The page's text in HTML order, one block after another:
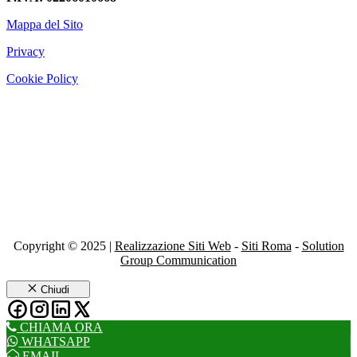
Mappa del Sito
Privacy
Cookie Policy
Copyright © 2025 | Realizzazione Siti Web- Siti Roma - Solution
Group Communication
Chiudi
CHIAMA ORA
WHATSAPP